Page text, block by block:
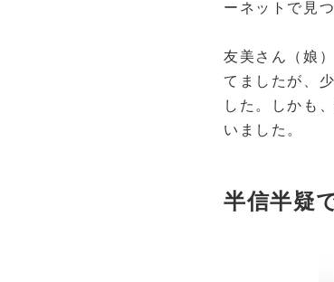
ーネットで見
友美さん（娘
てましたが、
した。しかも
いました。
半信半疑